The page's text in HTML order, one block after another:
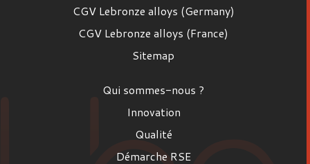
CGV Lebronze alloys (Germany)
CGV Lebronze alloys (France)
Sitemap
Qui sommes-nous ?
Innovation
Qualité
Démarche RSE